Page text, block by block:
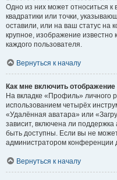
Одно из них может относиться
квадратики или точки,
оставили, или на ваш статус на
крупное, изображение известно
каждого пользователя.
Вернуться к началу
Как мне включить
На вкладке «Профиль» личного
использованием четырёх
«Удалённая аватара» или
зависит, включена ли поддержка
быть доступны. Если вы не
администратором конференции
Вернуться к началу